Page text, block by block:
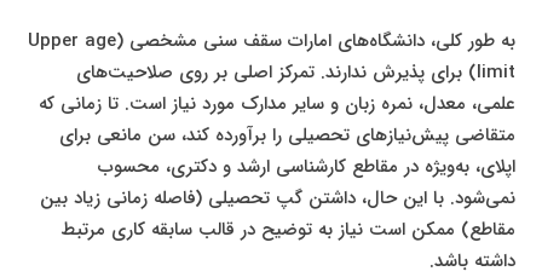
به طور کلی، دانشگاه‌های امارات سقف سنی مشخصی (Upper age
limit) برای پذیرش ندارند. تمرکز اصلی بر روی صلاحیت‌های
علمی، معدل، نمره زبان و سایر مدارک مورد نیاز است. تا زمانی که
متقاضی پیش‌نیازهای تحصیلی را برآورده کند، سن مانعی برای
اپلای، به‌ویژه در مقاطع کارشناسی ارشد و دکتری، محسوب
نمی‌شود. با این حال، داشتن گپ تحصیلی (فاصله زمانی زیاد بین
مقاطع) ممکن است نیاز به توضیح در قالب سابقه کاری مرتبط
داشته باشد.